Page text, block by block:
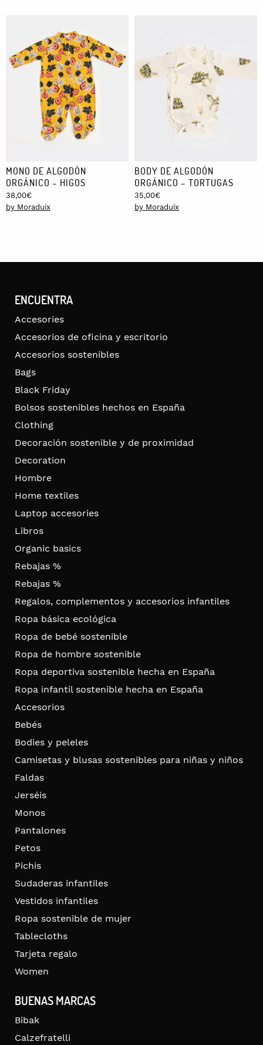
MONO DE ALGODÓN
ORGÁNICO – HIGOS
38,00€
by Moraduix
BODY DE ALGODÓN
ORGÁNICO – TORTUGAS
35,00€
by Moraduix
ENCUENTRA
Accesories
Accesorios de oficina y escritorio
Accesorios sostenibles
Bags
Black Friday
Bolsos sostenibles hechos en España
Clothing
Decoración sostenible y de proximidad
Decoration
Hombre
Home textiles
Laptop accesories
Libros
Organic basics
Rebajas %
Rebajas %
Regalos, complementos y accesorios infantiles
Ropa básica ecológica
Ropa de bebé sostenible
Ropa de hombre sostenible
Ropa deportiva sostenible hecha en España
Ropa infantil sostenible hecha en España
Accesorios
Bebés
Bodies y peleles
Camisetas y blusas sostenibles para niñas y niños
Faldas
Jerséis
Monos
Pantalones
Petos
Pichis
Sudaderas infantiles
Vestidos infantiles
Ropa sostenible de mujer
Tablecloths
Tarjeta regalo
Women
BUENAS MARCAS
Bibak
Calzefratelli